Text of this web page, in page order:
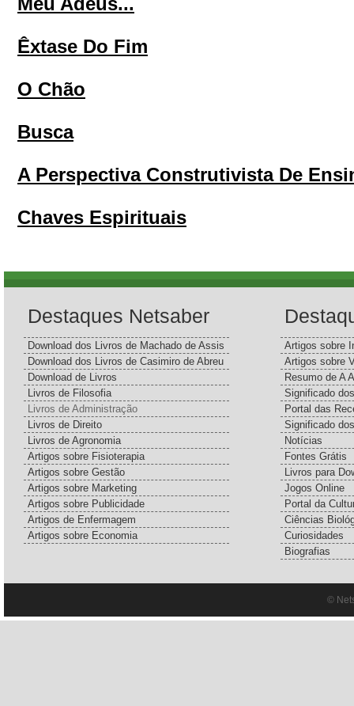
Êxtase Do Fim
O Chão
Busca
A Perspectiva Construtivista De
Chaves Espirituais
Destaques Netsaber
Download dos Livros de Machado de Assis
Download dos Livros de Casimiro de Abreu
Download de Livros
Livros de Filosofia
Livros de Administração
Livros de Direito
Livros de Agronomia
Artigos sobre Fisioterapia
Artigos sobre Gestão
Artigos sobre Marketing
Artigos sobre Publicidade
Artigos de Enfermagem
Artigos sobre Economia
Artigos sobre
Artigos sobre
Resumo de A
Significado
Portal das
Significado
Notícias
Fontes Grátis
Livros para
Jogos Online
Portal da
Ciências
Curiosidades
Biografias
©